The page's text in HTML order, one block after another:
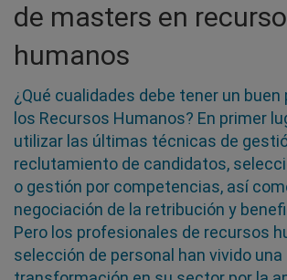
de masters en
humanos
¿Qué cualidades debe tener un
los Recursos Humanos? En primer
utilizar las últimas técnicas de
reclutamiento de candidatos,
o gestión por competencias, así
negociación de la retribución y
Pero los profesionales de recursos
selección de personal han vivido una